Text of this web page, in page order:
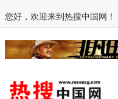
您好，欢迎来到热搜中国网！